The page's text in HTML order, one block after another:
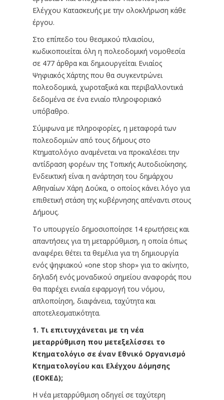
Ελέγχου Κατασκευής με την ολοκλήρωση κάθε
έργου.
Στο επίπεδο του θεσμικού πλαισίου,
κωδικοποιείται όλη η πολεοδομική νομοθεσία
σε 477 άρθρα και δημιουργείται Ενιαίος
Ψηφιακός Χάρτης που θα συγκεντρώνει
πολεοδομικά, χωροταξικά και περιβαλλοντικά
δεδομένα σε ένα ενιαίο πληροφοριακό
υπόβαθρο.
Σύμφωνα με πληροφορίες, η μεταφορά των
πολεοδομιών από τους δήμους στο
Κτηματολόγιο αναμένεται να προκαλέσει την
αντίδραση φορέων της Τοπικής Αυτοδιοίκησης.
Ενδεικτική είναι η ανάρτηση του δημάρχου
Αθηναίων Χάρη Δούκα, ο οποίος κάνει λόγο για
επιθετική στάση της κυβέρνησης απέναντι στους
Δήμους.
Το υπουργείο δημοσιοποίησε 14 ερωτήσεις και
απαντήσεις για τη μεταρρύθμιση, η οποία όπως
αναφέρει θέτει τα θεμέλια για τη δημιουργία
ενός ψηφιακού «one stop shop» για το ακίνητο,
δηλαδή ενός μοναδικού σημείου αναφοράς που
θα παρέχει ενιαία εφαρμογή του νόμου,
απλοποίηση, διαφάνεια, ταχύτητα και
αποτελεσματικότητα.
1. Τι επιτυγχάνεται με τη νέα
μεταρρύθμιση που μετεξελίσσει το
Κτηματολόγιο σε έναν Εθνικό Οργανισμό
Κτηματολογίου και Ελέγχου Δόμησης
(ΕΟΚΕΔ);
Η νέα μεταρρύθμιση οδηγεί σε ταχύτερη